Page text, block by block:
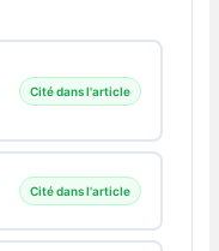
Cité dans l'article
Cité dans l'article